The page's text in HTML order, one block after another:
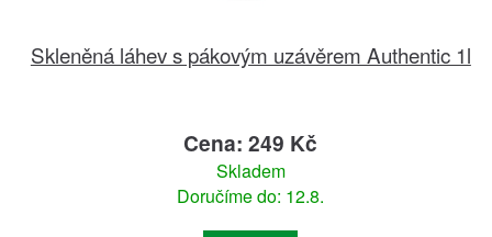
Skleněná láhev s pákovým uzávěrem Authentic 1l
Cena: 249 Kč
Skladem
Doručíme do: 12.8.